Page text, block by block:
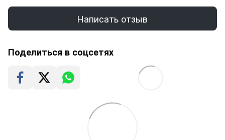
Написать отзыв
Поделиться в соцсетях